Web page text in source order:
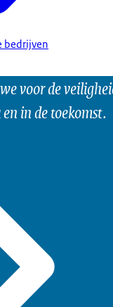
bedrijven
voor de
in de toekomst.